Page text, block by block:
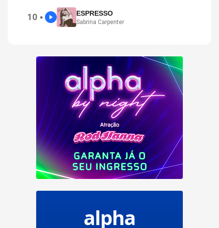
10 ● ESPRESSO
Sabrina Carpenter